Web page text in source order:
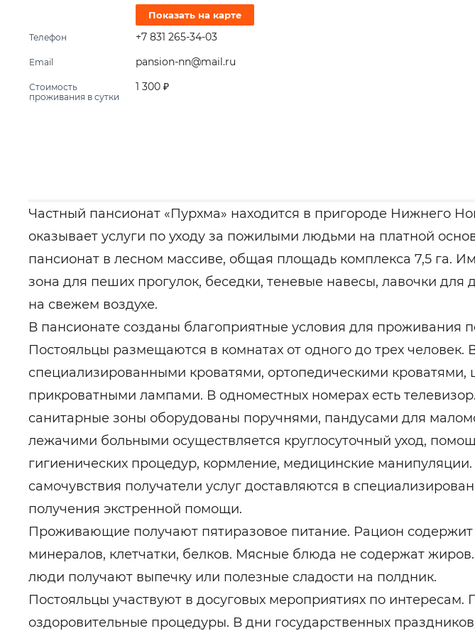
Показать на карте
Телефон +7 831 265-34-03
Email pansion-nn@mail.ru
Стоимость
проживания в сутки
1 300 ₽
Частный пансионат «Пурхма» находится в пригороде Нижнего
оказывает услуги по уходу за пожилыми людьми на платной
пансионат в лесном массиве, общая площадь комплекса 7,5 га.
зона для пеших прогулок, беседки, теневые навесы, лавочки для
на свежем воздухе.
В пансионате созданы благоприятные условия для проживания
Постояльцы размещаются в комнатах от одного до трех
специализированными кроватями, ортопедическими
прикроватными лампами. В одноместных номерах есть
санитарные зоны оборудованы поручнями, пандусами для
лежачими больными осуществляется круглосуточный уход,
гигиенических процедур, кормление, медицинские
самочувствия получатели услуг доставляются в
получения экстренной помощи.
Проживающие получают пятиразовое питание. Рацион содержит
минералов, клетчатки, белков. Мясные блюда не содержат
люди получают выпечку или полезные сладости на полдник.
Постояльцы участвуют в досуговых мероприятиях по интересам.
оздоровительные процедуры. В дни государственных